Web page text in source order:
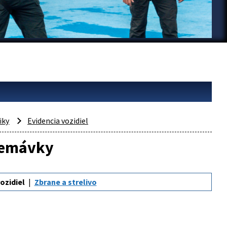
Evidencia vozidiel
Zbrane a strelivo